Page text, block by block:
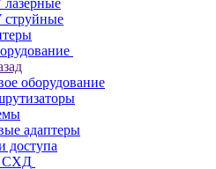
оборудование
адаптеры
доступа
СХД